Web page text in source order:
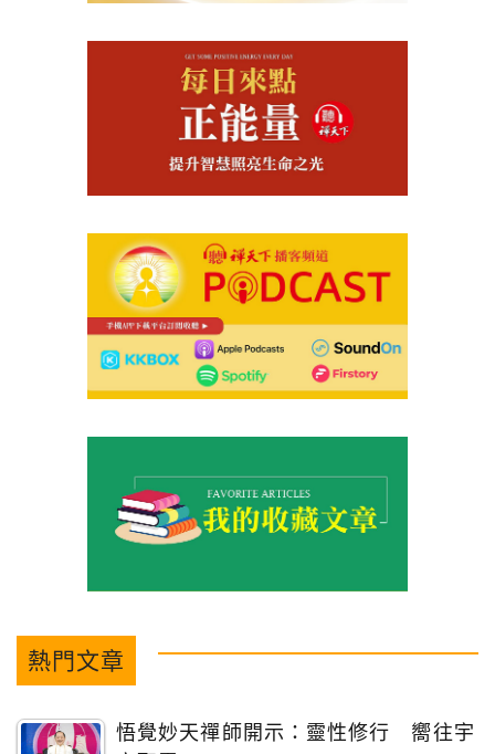
熱門文章
悟覺妙天禪師開示：靈性修行 嚮往宇